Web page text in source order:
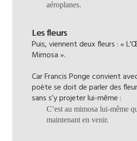
aéroplanes.
Les fleurs
Puis, viennent deux fleurs : «
Mimosa ».
Car Francis Ponge convient
poète se doit de parler des
sans s’y projeter lui-même :
C’est au mimosa lui-même
maintenant en venir.